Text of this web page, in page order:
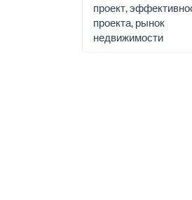
проект,
проекта, рынок
недвижимости